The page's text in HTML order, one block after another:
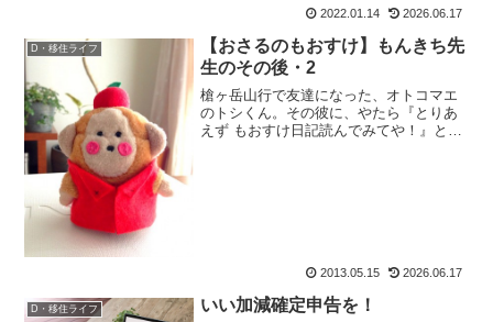
2022.01.14 2026.06.17
D・移住ライフ
【おさるのもおすけ】もんきち先
生のその後・2
槍ヶ岳山行で友達になった、オトコマエ
のトシくん。その彼に、やたら『とりあ
えず もおすけ日記読んでみてや！』と熱
2013.05.15 2026.06.17
D・移住ライフ いい加減確定申告を！